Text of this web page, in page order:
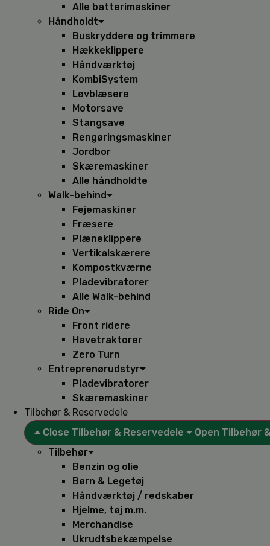
Alle batterimaskiner
Håndholdt
Buskryddere og trimmere
Hækkeklippere
Håndværktøj
KombiSystem
Løvblæsere
Motorsave
Stangsave
Rengøringsmaskiner
Jordbor
Skæremaskiner
Alle håndholdte
Walk-behind
Fejemaskiner
Fræsere
Plæneklippere
Vertikalskærere
Kompostkværne
Pladevibratorer
Alle Walk-behind
Ride On
Front ridere
Havetraktorer
Zero Turn
Entreprenørudstyr
Pladevibratorer
Skæremaskiner
Tilbehør & Reservedele
Close Tilbehør & Reservedele
Open Tilbehør
Tilbehør
Benzin og olie
Børn & Legetøj
Håndværktøj / redskaber
Hjelme, tøj m.m.
Merchandise
Ukrudtsbekæmpelse